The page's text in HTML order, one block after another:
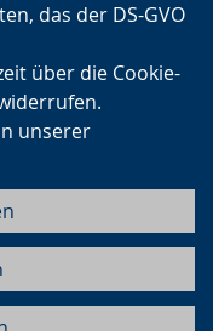
das der DS-GVO
über die Cookie-
unserer